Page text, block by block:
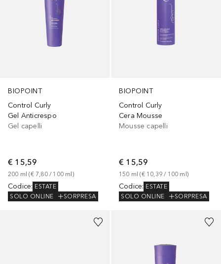
BIOPOINT
Control Curly
Gel Anticrespo
Gel capelli
€ 15,59
200 ml (€ 7,80 / 100 ml )
Codice: ESTATE
SOLO ONLINE
SORPRESA
BIOPOINT
Control Curly
Cera Mousse
Mousse capelli
€ 15,59
150 ml (€ 10,39 / 100 ml )
Codice: ESTATE
SOLO ONLINE
SORPRESA